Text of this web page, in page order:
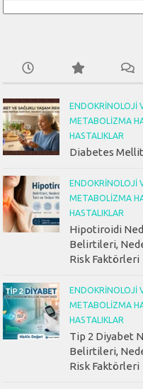
ENDOKRINOLOJI
METABOLIZMA
HASTALIKLAR
Diabetes
ENDOKRINOLOJI
METABOLIZMA
HASTALIKLAR
Hipotiroidi
Belirtileri,
Risk Faktörleri
ENDOKRINOLOJI
METABOLIZMA
HASTALIKLAR
Tip 2 Diyabet
Belirtileri,
Risk Faktörleri